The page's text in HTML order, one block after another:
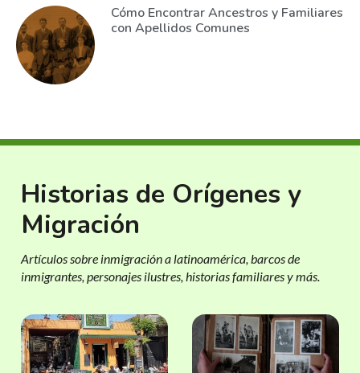
Cómo Encontrar Ancestros y Familiares
con Apellidos Comunes
Historias de Orígenes y
Migración
Artículos sobre inmigración a latinoamérica, barcos de
inmigrantes, personajes ilustres, historias familiares y más.